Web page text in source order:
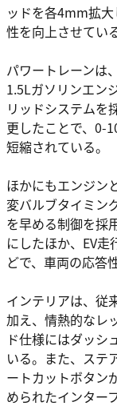
ッドを各4mm拡
性を向上させてい
パワートレーンは
1.5Lガソリンエン
リッドシステムを
更したことで、0-
短縮されている。
ほかにもエンジン
変バルブタイミン
を早める制御を採
にしたほか、EV
どで、車両の応答
インテリアは、従
加え、情熱的なレ
ド仕様にはダッシ
いる。また、ステ
ートカットボタン
められたインター